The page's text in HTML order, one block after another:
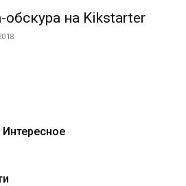
на Kikstarter
Интересное